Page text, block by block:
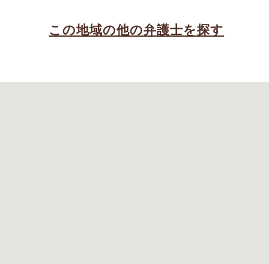
この地域の他の弁護士を探す